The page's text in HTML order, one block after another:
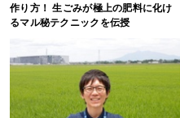
作り方！ 生ごみが極上の肥料に化け
るマル秘テクニックを伝授